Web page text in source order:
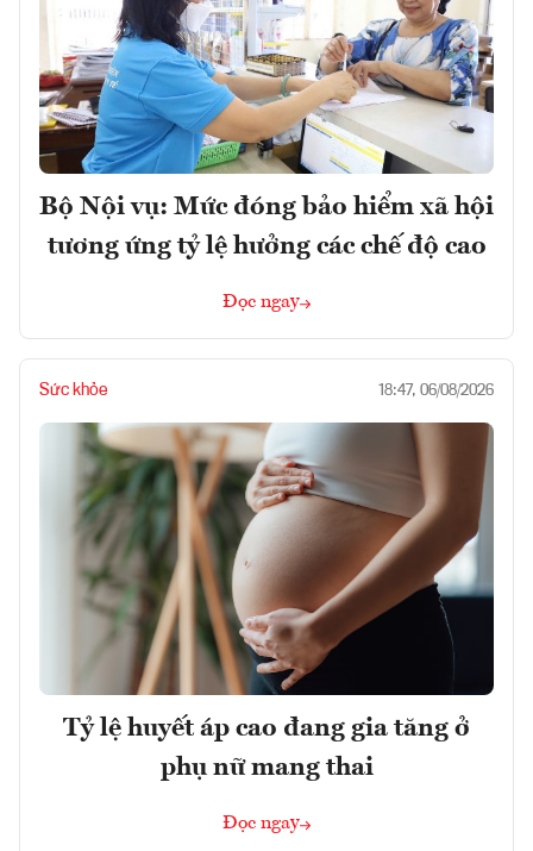
Bộ Nội vụ: Mức đóng bảo hiểm xã hội
tương ứng tỷ lệ hưởng các chế độ cao
Đọc ngay
Sức khỏe 18:47, 06/08/2026
Tỷ lệ huyết áp cao đang gia tăng ở
phụ nữ mang thai
Đọc ngay